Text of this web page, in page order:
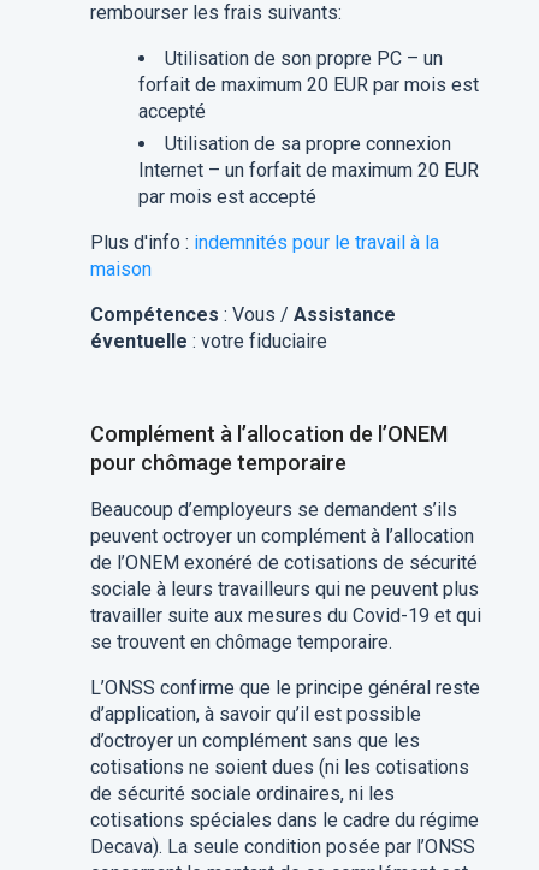
rembourser les frais suivants:
Utilisation de son propre PC – un
forfait de maximum 20 EUR par mois est
accepté
Utilisation de sa propre connexion
Internet – un forfait de maximum 20 EUR
par mois est accepté
Plus d'info : indemnités pour le travail à la
maison
Compétences : Vous / Assistance
éventuelle : votre fiduciaire
Complément à l’allocation de l’ONEM
pour chômage temporaire
Beaucoup d’employeurs se demandent s’ils
peuvent octroyer un complément à l’allocation
de l’ONEM exonéré de cotisations de sécurité
sociale à leurs travailleurs qui ne peuvent plus
travailler suite aux mesures du Covid-19 et qui
se trouvent en chômage temporaire.
L’ONSS confirme que le principe général reste
d’application, à savoir qu’il est possible
d’octroyer un complément sans que les
cotisations ne soient dues (ni les cotisations
de sécurité sociale ordinaires, ni les
cotisations spéciales dans le cadre du régime
Decava). La seule condition posée par l’ONSS